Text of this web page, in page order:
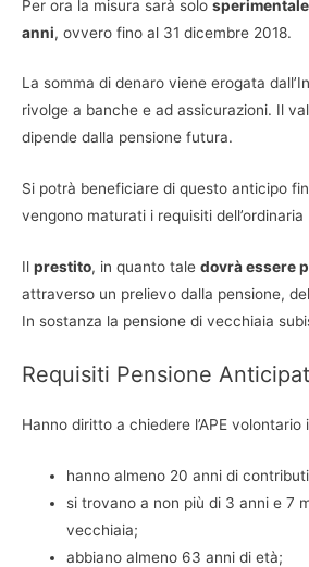
Per ora la misura sarà solo sperimentale
anni, ovvero fino al 31 dicembre 2018.
La somma di denaro viene erogata
rivolge a banche e ad assicurazioni. Il
dipende dalla pensione futura.
Si potrà beneficiare di questo anticipo
vengono maturati i requisiti
Il prestito, in quanto tale dovrà essere
attraverso un prelievo dalla pensione,
In sostanza la pensione di vecchiaia
Requisiti Pensione
Hanno diritto a chiedere l’APE
hanno almeno 20 anni di
si trovano a non più di 3 anni e 7
vecchiaia;
abbiano almeno 63 anni di età;